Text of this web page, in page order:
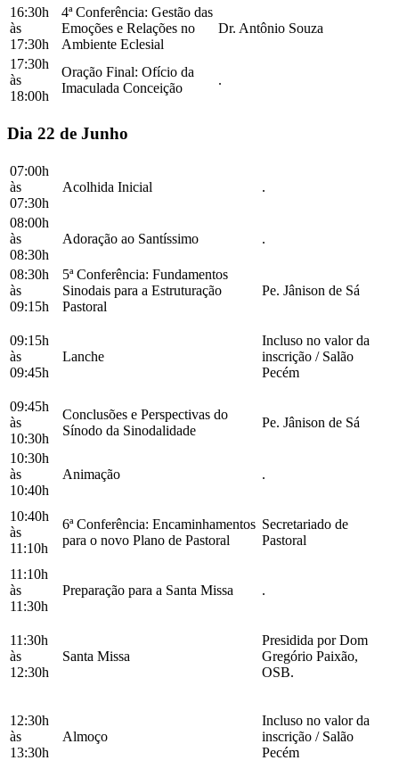
16:30h
às
17:30h
4ª Conferência: Gestão das
Emoções e Relações no
Ambiente Eclesial
Dr. Antônio Souza
17:30h
às
18:00h
Oração Final: Ofício da
Imaculada Conceição
.
Dia 22 de Junho
07:00h
às
07:30h
Acolhida Inicial .
08:00h
às
08:30h
Adoração ao Santíssimo .
08:30h
às
09:15h
5ª Conferência: Fundamentos
Sinodais para a Estruturação
Pastoral
Pe. Jânison de Sá
09:15h
às
09:45h
Lanche
Incluso no valor da
inscrição / Salão
Pecém
09:45h
às
10:30h
Conclusões e Perspectivas do
Sínodo da Sinodalidade
Pe. Jânison de Sá
10:30h
às
10:40h
Animação .
10:40h
às
11:10h
6ª Conferência: Encaminhamentos
para o novo Plano de Pastoral
Secretariado de
Pastoral
11:10h
às
11:30h
Preparação para a Santa Missa .
11:30h
às
12:30h
Santa Missa
Presidida por Dom
Gregório Paixão,
OSB.
12:30h
às
13:30h
Almoço
Incluso no valor da
inscrição / Salão
Pecém